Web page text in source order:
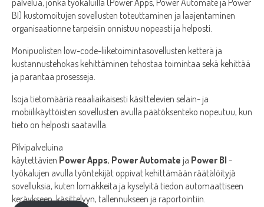
palvelua, jonka työkaluilla (Power Apps, Power Automate ja Power
BI) kustomoitujen sovellusten toteuttaminen ja laajentaminen
organisaationne tarpeisiin onnistuu nopeasti ja helposti.
Monipuolisten low-code-liiketoimintasovellusten ketterä ja
kustannustehokas kehittäminen tehostaa toimintaa sekä kehittää
ja parantaa prosesseja.
Isoja tietomääriä reaaliaikaisesti käsittelevien selain- ja
mobiilikäyttöisten sovellusten avulla päätöksenteko nopeutuu, kun
tieto on helposti saatavilla.
Pilvipalveluina
käytettävien Power Apps, Power Automate ja Power BI -
työkalujen avulla työntekijät oppivat kehittämään räätälöityjä
sovelluksia, kuten lomakkeita ja kyselyitä tiedon automaattiseen
keräykseen, käsittelyyn, tallennukseen ja raportointiin.